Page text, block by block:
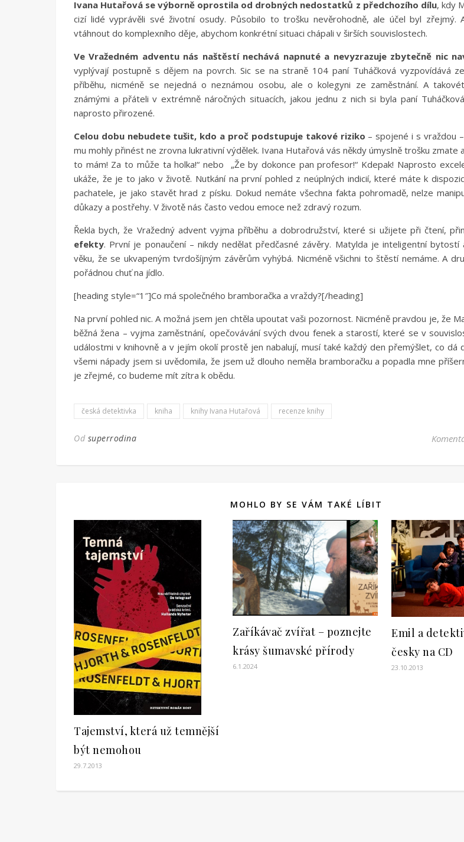
Ivana Hutařová se výborně oprostila od drobných nedostatků z předchozího dílu, kdy
cizí lidé vyprávěli své životní osudy. Působilo to trošku nevěrohodně, ale účel byl zřejmý.
vtáhnout do komplexního děje, abychom konkrétní situaci chápali v širších souvislostech.
Ve Vražedném adventu nás naštěstí nechává napnuté a nevyzrazuje zbytečně nic
vyplývají postupně s dějem na povrch. Sic se na straně 104 paní Tuháčková vyzpovídává
příběhu, nicméně se nejedná o neznámou osobu, ale o kolegyni ze zaměstnání. A
známými a přáteli v extrémně náročných situacích, jakou jednu z nich si byla paní
naprosto přirozené.
Celou dobu nebudete tušit, kdo a proč podstupuje takové riziko – spojené i s vraždou
mu mohly přinést ne zrovna lukrativní výdělek. Ivana Hutařová vás někdy úmyslně trošku zmate
to mám! Za to může ta holka!“ nebo „Že by dokonce pan profesor!“ Kdepak! Naprosto
ukáže, že je to jako v životě. Nutkání na první pohled z neúplných indicií, které máte k
pachatele, je jako stavět hrad z písku. Dokud nemáte všechna fakta pohromadě, nelze
důkazy a postřehy. V životě nás často vedou emoce než zdravý rozum.
Řekla bych, že Vražedný advent vyjma příběhu a dobrodružství, které si užijete při čtení,
efekty. První je ponaučení – nikdy nedělat předčasné závěry. Matylda je inteligentní
věku, že se ukvapeným tvrdošíjným závěrům vyhýbá. Nicméně všichni to štěstí nemáme. A
pořádnou chuť na jídlo.
[heading style=“1″]Co má společného bramboračka a vraždy?[/heading]
Na první pohled nic. A možná jsem jen chtěla upoutat vaši pozornost. Nicméně pravdou je, že
běžná žena – vyjma zaměstnání, opečovávání svých dvou fenek a starostí, které se v
událostmi v knihovně a v jejím okolí prostě jen nabalují, musí také každý den přemýšlet, co dá
všemi nápady jsem si uvědomila, že jsem už dlouho neměla bramboračku a popadla mne
je zřejmé, co budeme mít zítra k obědu.
česká detektivka kniha knihy Ivana Hutařová recenze knihy
Od superrodina
MOHLO BY SE VÁM TAKÉ LÍBIT
Tajemství, která už temnější
být nemohou
29.7.2013
Zaříkávač zvířat – poznejte
krásy šumavské přírody
6.1.2024
Emil a
česky na CD
23.10.2013